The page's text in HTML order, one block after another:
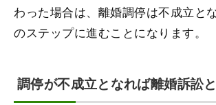
わった場合は、離婚調停は不成立と
のステップに進むことになります。
調停が不成立となれば離婚訴訟